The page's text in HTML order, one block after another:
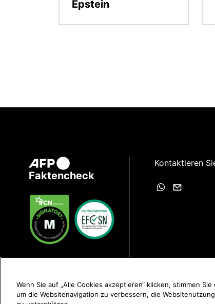
Epstein
Faktencheck
Kontaktieren
Wenn Sie auf „Alle Cookies akzeptieren“ klicken, stimmen
um die Websitenavigation zu verbessern, die